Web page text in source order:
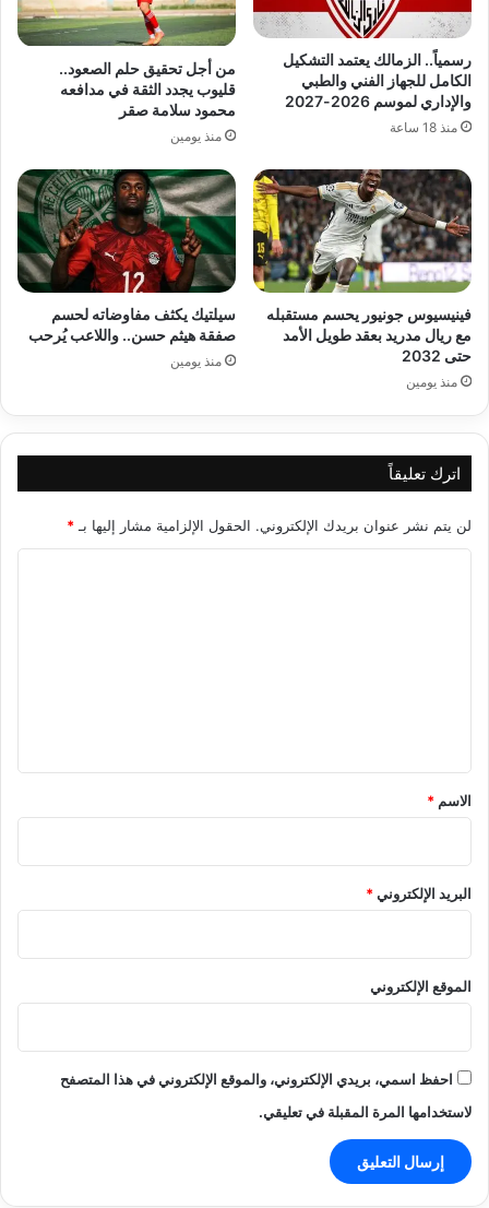
رسمياً.. الزمالك يعتمد التشكيل
الكامل للجهاز الفني والطبي
والإداري لموسم 2026-2027
منذ 18 ساعة
من أجل تحقيق حلم الصعود..
قليوب يجدد الثقة في مدافعه
محمود سلامة صقر
منذ يومين
فينيسيوس جونيور يحسم مستقبله
مع ريال مدريد بعقد طويل الأمد
حتى 2032
منذ يومين
سيلتيك يكثف مفاوضاته لحسم
صفقة هيثم حسن.. واللاعب يُرحب
منذ يومين
اترك تعليقاً
لن يتم نشر عنوان بريدك الإلكتروني. الحقول الإلزامية مشار إليها بـ *
*
الاسم *
البريد الإلكتروني*
الموقع الإلكتروني
احفظ اسمي، بريدي الإلكتروني، والموقع الإلكتروني في هذا المتصفح
لاستخدامها المرة المقبلة في تعليقي.